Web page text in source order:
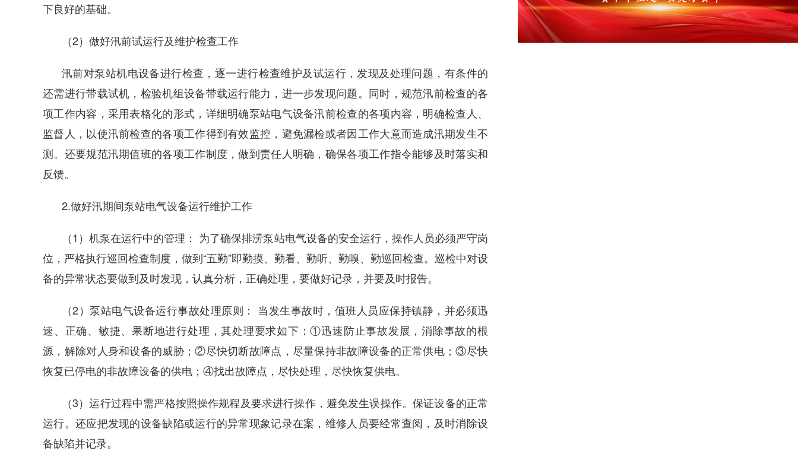
下良好的基础。
（2）做好汛前试运行及维护检查工作
汛前对泵站机电设备进行检查，逐一进行检查维护及试运行，发现及处理问题，有条件的
还需进行带载试机，检验机组设备带载运行能力，进一步发现问题。同时，规范汛前检查的各
项工作内容，采用表格化的形式，详细明确泵站电气设备汛前检查的各项内容，明确检查人、
监督人，以使汛前检查的各项工作得到有效监控，避免漏检或者因工作大意而造成汛期发生不
测。还要规范汛期值班的各项工作制度，做到责任人明确，确保各项工作指令能够及时落实和
反馈。
2.做好汛期间泵站电气设备运行维护工作
（1）机泵在运行中的管理： 为了确保排涝泵站电气设备的安全运行，操作人员必须严守岗
位，严格执行巡回检查制度，做到“五勤”即勤摸、勤看、勤听、勤嗅、勤巡回检查。巡检中对设
备的异常状态要做到及时发现，认真分析，正确处理，要做好记录，并要及时报告。
（2）泵站电气设备运行事故处理原则： 当发生事故时，值班人员应保持镇静，并必须迅
速、正确、敏捷、果断地进行处理，其处理要求如下：①迅速防止事故发展，消除事故的根
源，解除对人身和设备的威胁；②尽快切断故障点，尽量保持非故障设备的正常供电；③尽快
恢复已停电的非故障设备的供电；④找出故障点，尽快处理，尽快恢复供电。
（3）运行过程中需严格按照操作规程及要求进行操作，避免发生误操作。保证设备的正常
运行。还应把发现的设备缺陷或运行的异常现象记录在案，维修人员要经常查阅，及时消除设
备缺陷并记录。